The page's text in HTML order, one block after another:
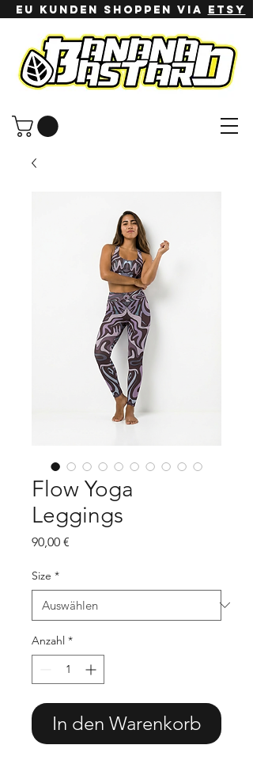
EU Kunden shoppen via ETSy
Flow Yoga
Leggings
90,00 €
Size *
Anzahl *
In den Warenkorb